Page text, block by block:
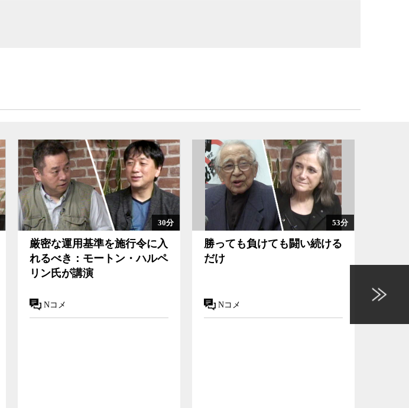
30分
厳密な運用基準を施行令に入
れるべき：モートン・ハルペ
リン氏が講演
Nコメ
53分
勝っても負けても闘い続ける
だけ
Nコメ